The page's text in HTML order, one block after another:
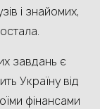
і знайомих,
.
завдань є
Україну від
фінансами